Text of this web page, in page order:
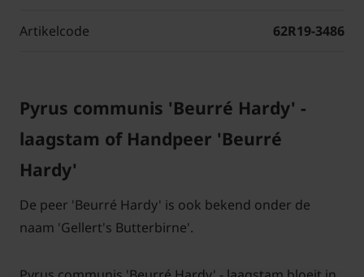
Artikelcode 62R19-3486
Pyrus communis 'Beurré Hardy' -
laagstam of Handpeer 'Beurré
Hardy'
De peer 'Beurré Hardy' is ook bekend onder de
naam 'Gellert's Butterbirne'.